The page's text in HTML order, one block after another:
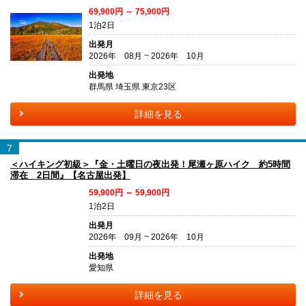
69,900円 ～ 75,900円
1泊2日
出発月
2026年 08月 ~ 2026年 10月
出発地
群馬県 埼玉県 東京23区
詳細を見る
7
＜ハイキング初級＞『金・土曜日の夜出発！尾瀬ヶ原ハイク 約5時間
滞在 2日間』【名古屋出発】
59,900円 ～ 59,900円
1泊2日
出発月
2026年 09月 ~ 2026年 10月
出発地
愛知県
詳細を見る